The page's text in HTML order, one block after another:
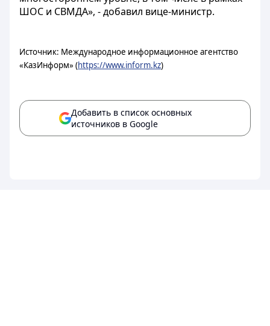
ШОС и СВМДА», - добавил вице-министр.
Источник: Международное информационное агентство
«КазИнформ» (https://www.inform.kz)
Добавить в список основных
источников в Google